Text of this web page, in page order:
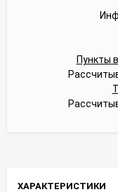
Пункты
ХАРАКТЕРИСТИКИ